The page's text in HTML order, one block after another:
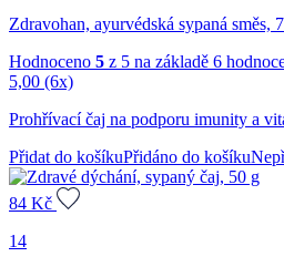
Zdravohan, ayurvédská sypaná směs,
Hodnoceno 5 z 5 na základě 6
5,00 (6x)
Prohřívací čaj na podporu imunity a
Přidat do košíkuPřidáno do košíku
84 Kč
14